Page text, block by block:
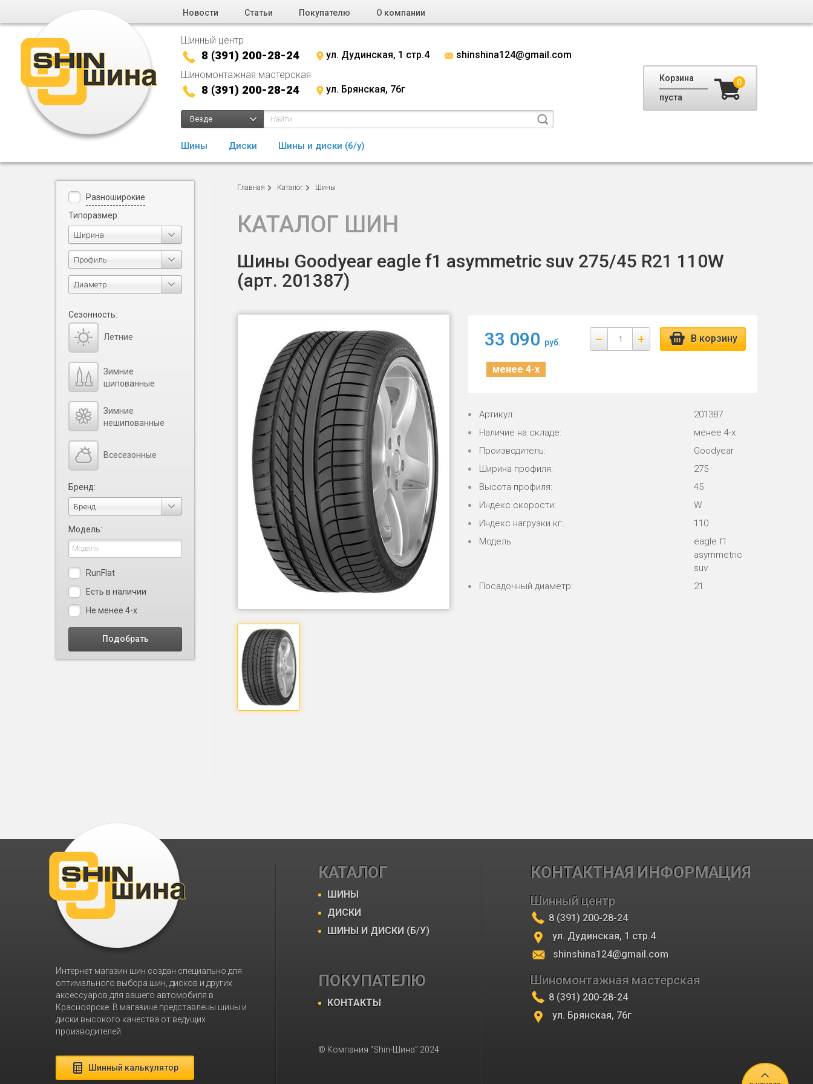
Новости Статьи Покупателю О компании
Шинный центр
8 (391) 200-28-24 ул. Дудинская, 1 стр.4
shinshina124@gmail.com
Шиномонтажная мастерская
8 (391) 200-28-24 ул. Брянская, 76г
Везде
Шины Диски Шины и диски (б/у)
Корзина
пуста
0
Главная Каталог Шины
КАТАЛОГ ШИН
Шины Goodyear eagle f1 asymmetric suv 275/45 R21 110W
(арт. 201387)
33 090 руб. В корзину
менее 4-х
Артикул:
201387
Наличие на складе:
менее 4-х
Производитель:
Goodyear
Ширина профиля:
275
Высота профиля:
45
Индекс скорости:
W
Индекс нагрузки кг:
110
Модель:
eagle f1
asymmetric
suv
Посадочный диаметр:
21
Разноширокие
Типоразмер:
Ширина
Профиль
Диаметр
Сезонность:
Летние
Зимние
шипованные
Зимние
нешипованные
Всесезонные
Бренд:
Бренд
Модель:
RunFlat
Есть в наличии
Не менее 4-х
Интернет магазин шин создан специально для
оптимального выбора шин, дисков и других
аксессуаров для вашего автомобиля в
Красноярске. В магазине представлены шины и
диски высокого качества от ведущих
производителей.
Шинный калькулятор
КАТАЛОГ
ШИНЫ
ДИСКИ
ШИНЫ И ДИСКИ (Б/У)
ПОКУПАТЕЛЮ
КОНТАКТЫ
© Компания “Shin-Шина” 2024
КОНТАКТНАЯ ИНФОРМАЦИЯ
Шинный центр
8 (391) 200-28-24
ул. Дудинская, 1 стр.4
shinshina124@gmail.com
Шиномонтажная мастерская
8 (391) 200-28-24
ул. Брянская, 76г